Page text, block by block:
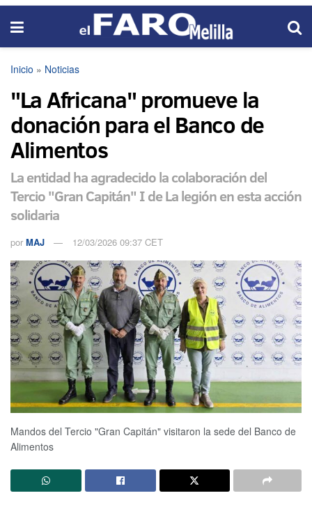
Inicio » Noticias
"La Africana" promueve la
donación para el Banco de
Alimentos
La entidad ha agradecido la colaboración del
Tercio "Gran Capitán" I de La legión en esta acción
solidaria
por MAJ 12/03/2026 09:37 CET
Mandos del Tercio "Gran Capitán" visitaron la sede del Banco de
Alimentos